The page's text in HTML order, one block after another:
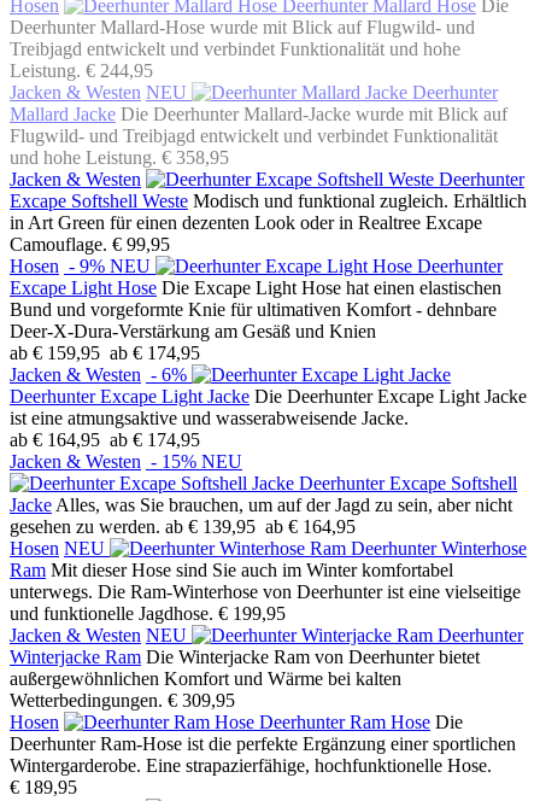
Hosen
Deerhunter Mallard Hose Die
Deerhunter Mallard-Hose wurde mit Blick auf Flugwild- und
Treibjagd entwickelt und verbindet Funktionalität und hohe
Leistung. € 244,95
Jacken & Westen NEU
Deerhunter
Mallard Jacke Die Deerhunter Mallard-Jacke wurde mit Blick auf
Flugwild- und Treibjagd entwickelt und verbindet Funktionalität
und hohe Leistung. € 358,95
Jacken & Westen
Deerhunter
Excape Softshell Weste Modisch und funktional zugleich. Erhältlich
in Art Green für einen dezenten Look oder in Realtree Excape
Camouflage. € 99,95
Hosen - 9% NEU
Deerhunter
Excape Light Hose Die Excape Light Hose hat einen elastischen
Bund und vorgeformte Knie für ultimativen Komfort - dehnbare
Deer-X-Dura-Verstärkung am Gesäß und Knien
ab € 159,95 ab € 174,95
Jacken & Westen - 6%
Deerhunter Excape Light Jacke Die Deerhunter Excape Light Jacke
ist eine atmungsaktive und wasserabweisende Jacke.
ab € 164,95 ab € 174,95
Jacken & Westen - 15% NEU
Deerhunter Excape Softshell
Jacke Alles, was Sie brauchen, um auf der Jagd zu sein, aber nicht
gesehen zu werden. ab € 139,95 ab € 164,95
Hosen NEU
Deerhunter Winterhose
Ram Mit dieser Hose sind Sie auch im Winter komfortabel
unterwegs. Die Ram-Winterhose von Deerhunter ist eine vielseitige
und funktionelle Jagdhose. € 199,95
Jacken & Westen NEU
Deerhunter
Winterjacke Ram Die Winterjacke Ram von Deerhunter bietet
außergewöhnlichen Komfort und Wärme bei kalten
Wetterbedingungen. € 309,95
Hosen
Deerhunter Ram Hose Die
Deerhunter Ram-Hose ist die perfekte Ergänzung einer sportlichen
Wintergarderobe. Eine strapazierfähige, hochfunktionelle Hose.
€ 189,95